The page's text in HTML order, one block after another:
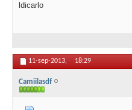
ldicarlo
11-sep-2013, 18:29
Camiilasdf